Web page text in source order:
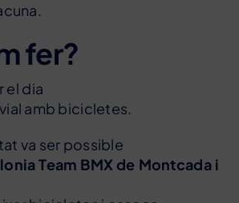
fer?
el dia
amb bicicletes.
va ser possible
Team BMX de Montcada i